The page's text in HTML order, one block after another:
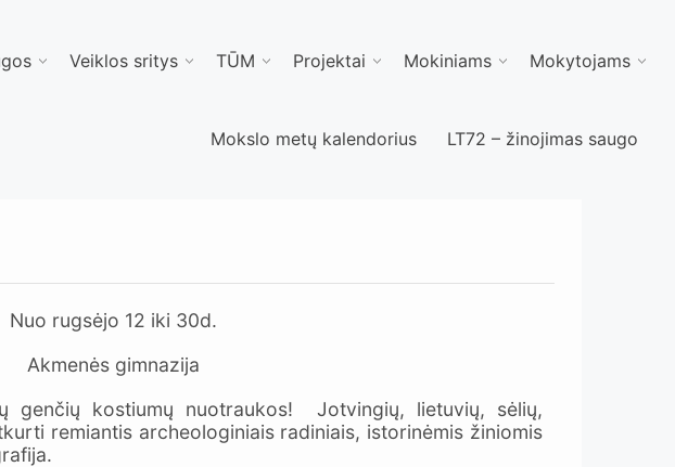
Veiklos sritys TŪM Projektai Mokiniams Mokytojams
Mokslo metų kalendorius LT72 – žinojimas saugo
Nuo rugsėjo 12 iki 30d.
Akmenės gimnazija
genčių kostiumų nuotraukos! Jotvingių, lietuvių, sėlių,
remiantis archeologiniais radiniais, istorinėmis žiniomis